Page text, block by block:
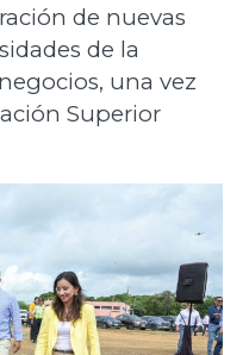
de nuevas
de la
una vez
Superior